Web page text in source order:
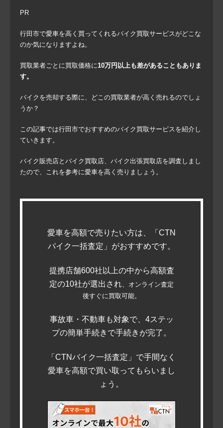
PR
行田市で愛車を高く買ってくれるバイク買取サービスがどこな
のか気になりますよね。
買取業者ごとに買取価格に10万円以上も差があることもありま
す。
バイクを売却する際に、どこの買取業者が高く売れるのでしょ
うか？
この記事では行田市でおすすめのバイク買取サービスを紹介し
ていきます。
バイク販売店とバイク買取店、バイク出張買取店を調査しまし
たので、これを参考に愛車を高く売りましょう。
愛車を高額で売りたい方は、「CTN
バイク一括査定」がおすすめです。
提携店舗600社以上の中から高額査
定の10社が選出され、オンライン査定
後すぐに買取可能。
事故車・不動車も対象で、4ステッ
プの簡単手続きで手続きが完了。
「CTNバイク一括査定」で手間なく
愛車を高額で買い取ってもらいまし
ょう。